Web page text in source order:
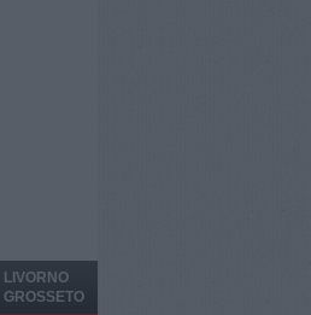
LIVORNO
GROSSETO